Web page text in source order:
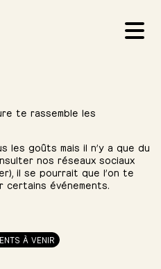
te rassemble les
les goûts mais il n’y a que du
nos réseaux sociaux
il se pourrait que l’on te
événements.
À VENIR